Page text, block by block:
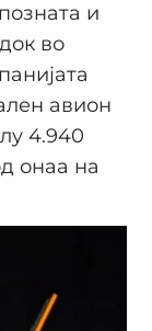
и
во
авион
4.940
онаа на